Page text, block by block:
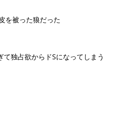
を被った狼だった
て独占欲からドSになってしまう